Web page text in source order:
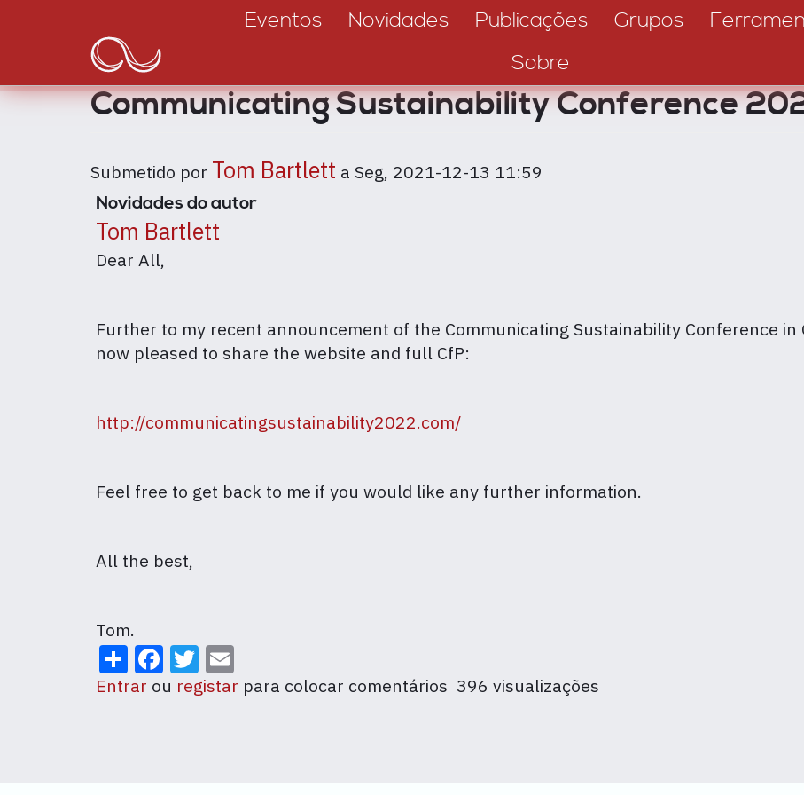
conteúdo
navigation
Eventos Novidades Publicações Grupos
Sobre
Communicating Sustainability Conference
Submetido por Tom Bartlett a Seg, 2021-12-13 11:59
Novidades do autor
Tom Bartlett
Dear All,
Further to my recent announcement of the Communicating Sustainability Conference
now pleased to share the website and full CfP:
http://communicatingsustainability2022.com/
Feel free to get back to me if you would like any further information.
All the best,
Tom.
ShareFacebook
Twitter
Entrar ou registar para colocar comentários 396 visualizações